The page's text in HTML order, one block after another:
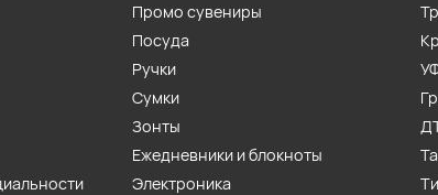
Промо сувениры
Посуда
Ручки
Сумки
Зонты
Ежедневники и блокноты
Электроника